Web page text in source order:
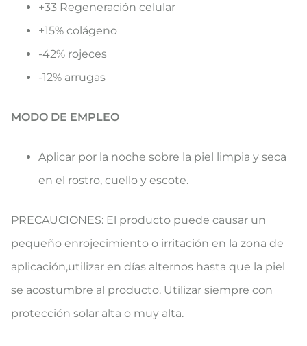
+33 Regeneración celular
+15% colágeno
-42% rojeces
-12% arrugas
MODO DE EMPLEO
Aplicar por la noche sobre la piel limpia y seca
en el rostro, cuello y escote.
PRECAUCIONES: El producto puede causar un
pequeño enrojecimiento o irritación en la zona de
aplicación,utilizar en días alternos hasta que la piel
se acostumbre al producto. Utilizar siempre con
protección solar alta o muy alta.